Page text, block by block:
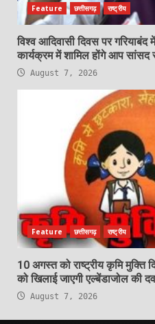
Feature छत्तीसगढ़ राष्ट्रीय
विश्व आदिवासी दिवस पर
कार्यक्रम में शामिल होंगे आप
August 7, 2026
Feature छत्तीसगढ़ राष्ट्रीय
10 अगस्त को राष्ट्रीय कृमि मुक्ति
को खिलाई जाएगी एल्बेंडाजोल की
August 7, 2026